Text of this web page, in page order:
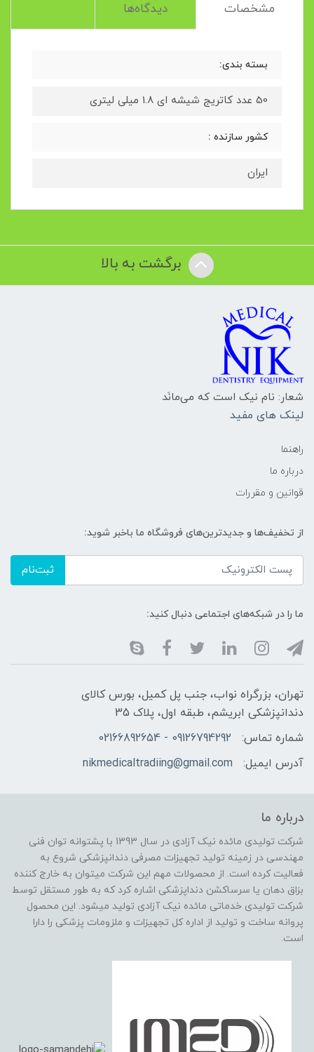
مشخصات دیدگاه‌ها
بسته بندی:
50 عدد کاتریج شیشه ای 1.8 میلی لیتری
کشور سازنده :
ایران
برگشت به بالا
شعار: نام نیک است که می‌مانَد
لینک های مفید
راهنما
درباره ما
قوانین و مقررات
از تخفیف‌ها و جدیدترین‌های فروشگاه ما باخبر شوید:
ثبت‌نام
ما را در شبکه‌های اجتماعی دنبال کنید:
تهران، بزرگراه نواب، جنب پل کمیل، بورس کالای
دندانپزشکی ابریشم، طبقه اول، پلاک 35
شماره تماس:
09126794292 - 02166892654
آدرس ایمیل:
nikmedicaltradiing@gmail.com
درباره ما
شرکت تولیدی مائده نیک آزادی در سال 1393 با پشتوانه توان فنی
مهندسی در زمینه تولید تجهیزات مصرفی دندانپزشکی شروع به
فعالیت کرده است. از محصولات مهم این شرکت میتوان به خارج کننده
بزاق دهان یا سرساکشن دنداپزشکی اشاره کرد که به طور مستقل توسط
شرکت تولیدی خدماتی مائده نیک آزادی تولید میشود. این محصول
پروانه ساخت و تولید از اداره کل تجهیزات و ملزومات پزشکی را دارا
است.